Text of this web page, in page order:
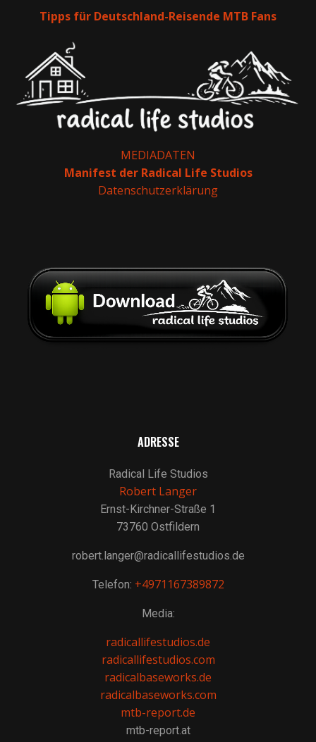
Tipps für Deutschland-Reisende MTB Fans
MEDIADATEN
Manifest der Radical Life Studios
Datenschutzerklärung
ADRESSE
Radical Life Studios
Robert Langer
Ernst-Kirchner-Straße 1
73760 Ostfildern
robert.langer@radicallifestudios.de
Telefon: +4971167389872
Media:
radicallifestudios.de
radicallifestudios.com
radicalbaseworks.de
radicalbaseworks.com
mtb-report.de
mtb-report.at